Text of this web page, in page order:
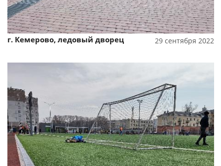
г. Кемерово, ледовый дворец 29 сентября 2022
Смотреть проект